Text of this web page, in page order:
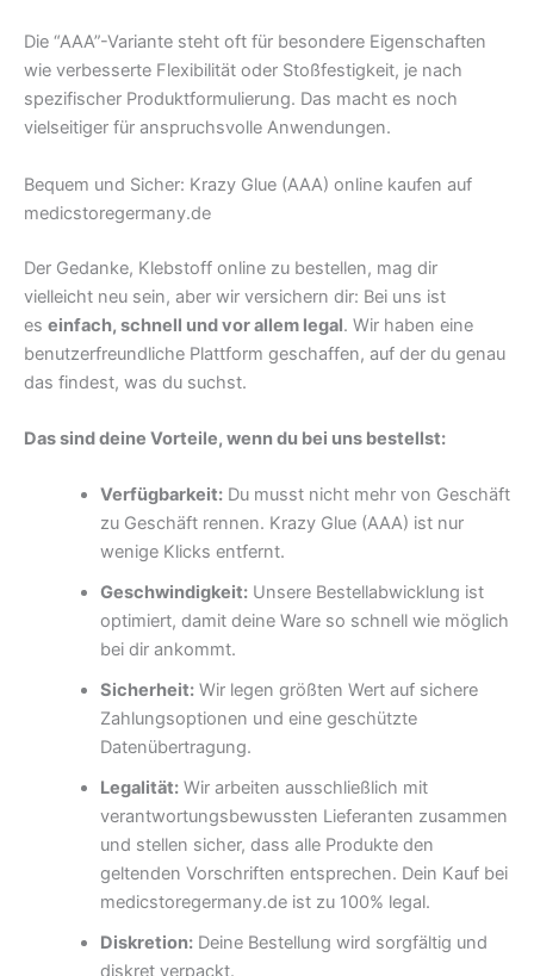
Die “AAA”-Variante steht oft für besondere Eigenschaften
wie verbesserte Flexibilität oder Stoßfestigkeit, je nach
spezifischer Produktformulierung. Das macht es noch
vielseitiger für anspruchsvolle Anwendungen.
Bequem und Sicher: Krazy Glue (AAA) online kaufen auf
medicstoregermany.de
Der Gedanke, Klebstoff online zu bestellen, mag dir
vielleicht neu sein, aber wir versichern dir: Bei uns ist
es einfach, schnell und vor allem legal. Wir haben eine
benutzerfreundliche Plattform geschaffen, auf der du genau
das findest, was du suchst.
Das sind deine Vorteile, wenn du bei uns bestellst:
Verfügbarkeit:Du musst nicht mehr von Geschäft
zu Geschäft rennen. Krazy Glue (AAA) ist nur
wenige Klicks entfernt.
Geschwindigkeit:Unsere Bestellabwicklung ist
optimiert, damit deine Ware so schnell wie möglich
bei dir ankommt.
Sicherheit:Wir legen größten Wert auf sichere
Zahlungsoptionen und eine geschützte
Datenübertragung.
Legalität:Wir arbeiten ausschließlich mit
verantwortungsbewussten Lieferanten zusammen
und stellen sicher, dass alle Produkte den
geltenden Vorschriften entsprechen. Dein Kauf bei
medicstoregermany.de ist zu 100% legal.
Diskretion:Deine Bestellung wird sorgfältig und
diskret verpackt.